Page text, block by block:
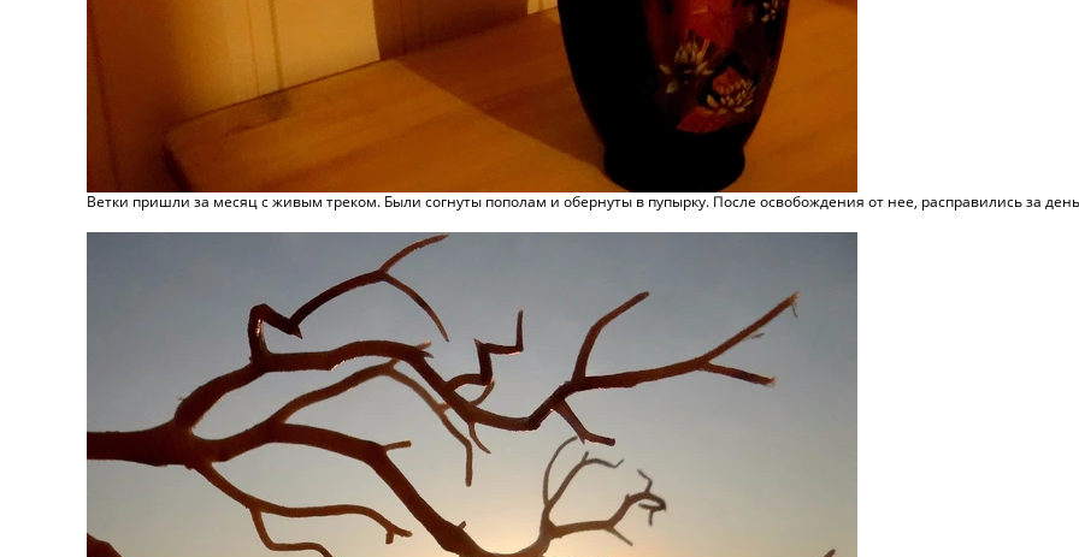
Ветки пришли за месяц с живым треком. Были согнуты пополам и обернуты в пупырку. После освобождения от нее, расправились за